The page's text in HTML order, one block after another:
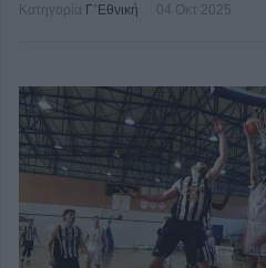
Κατηγορία Γ΄Εθνική 04 Οκτ 2025